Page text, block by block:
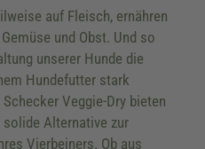
auf Fleisch, ernähren
und Obst. Und so
unserer Hunde die
Hundefutter stark
Veggie-Dry bieten
Alternative zur
Vierbeiners. Ob aus